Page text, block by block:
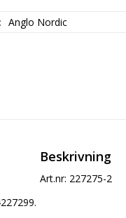
Anglo Nordic
Beskrivning
Art.nr: 227275-2